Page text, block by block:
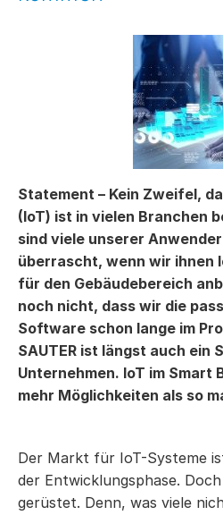
Statement – Kein Zweifel,
(IoT) ist in vielen Branchen
sind viele unserer
überrascht, wenn wir ihnen
für den Gebäudebereich
noch nicht, dass wir die
Software schon lange im
SAUTER ist längst auch ein
Unternehmen. IoT im Smart
mehr Möglichkeiten als so
Der Markt für IoT-Systeme
der Entwicklungsphase.
gerüstet. Denn, was viele